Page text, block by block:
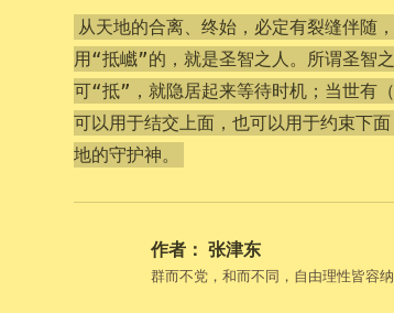
从天地的合离、终始，必定有裂缝伴随
用“抵巇”的，就是圣智之人。所谓圣智
可“抵”，就隐居起来等待时机；当世有
可以用于结交上面，也可以用于约束下
地的守护神。
作者： 张津东
群而不党，和而不同，自由理性皆容纳